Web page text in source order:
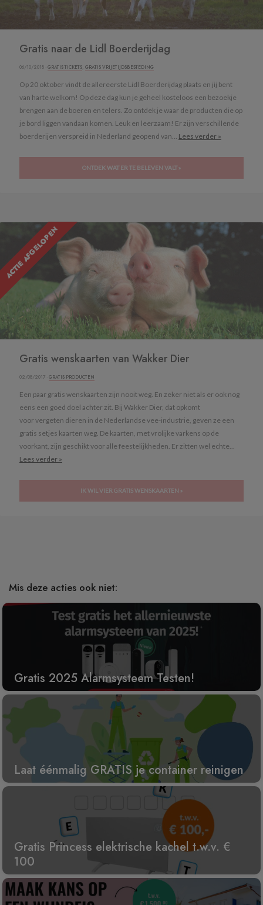
Gratis naar de Lidl Boerderijdag
06/10/2018 · GRATIS TICKETS, GRATIS VRIJETIJDSBESTEDING
Op 20 oktober vindt de allereerste Lidl Boerderijdag plaats en jij bent
van harte welkom! Op deze dag kun je geheel kosteloos een bezoekje
brengen aan de boeren en telers. Zo ontdek je waar de producten die op
je bord liggen vandaan komen. Leuk en leerzaam! Er zijn verschillende
boerderijen verspreid in Nederland geopend van... Lees verder »
ONTDEK WAT ER TE BELEVEN VALT »
ACTIE AFGELOPEN
Gratis wenskaarten van Wakker Dier
02/08/2017 · GRATIS PRODUCTEN
Een paar gratis wenskaarten zijn nooit weg. En zeker niet als er ook nog
eens een goed doel achter zit. Bij Wakker Dier, dat opkomt
voor vergeten dieren in de Nederlandse vee-industrie, geven ze een
gratis setjes kaarten weg. De kaarten, met vrolijke varkens op de
voorkant, zijn geschikt voor alle feestelijkheden. Er zitten wel echte...
Lees verder »
IK WIL VIER GRATIS WENSKAARTEN »
Mis deze acties ook niet:
Gratis 2025 Alarmsysteem Testen!
Laat éénmalig GRATIS je container reinigen
Gratis Princess elektrische kachel t.w.v. €
100